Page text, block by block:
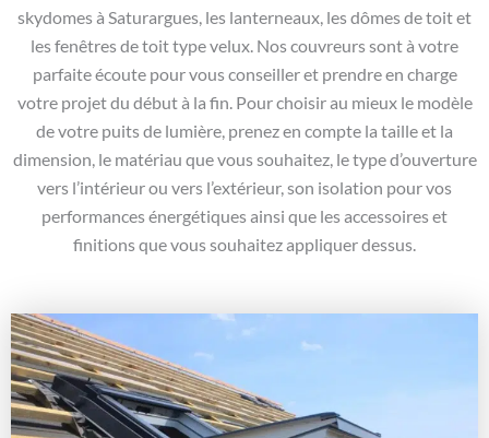
skydomes à Saturargues, les lanterneaux, les dômes de toit et
les fenêtres de toit type velux. Nos couvreurs sont à votre
parfaite écoute pour vous conseiller et prendre en charge
votre projet du début à la fin. Pour choisir au mieux le modèle
de votre puits de lumière, prenez en compte la taille et la
dimension, le matériau que vous souhaitez, le type d’ouverture
vers l’intérieur ou vers l’extérieur, son isolation pour vos
performances énergétiques ainsi que les accessoires et
finitions que vous souhaitez appliquer dessus.